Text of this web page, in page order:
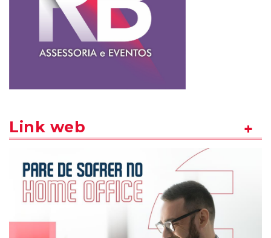
Link web